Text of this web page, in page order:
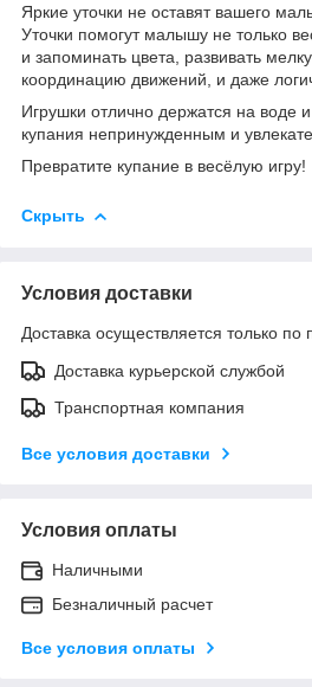
Яркие уточки не оставят вашего
Уточки помогут малышу не только
и запоминать цвета, развивать
координацию движений, и даже
Игрушки отлично держатся на воде
купания непринужденным и
Превратите купание в весёлую игру!
Скрыть
Условия доставки
Доставка осуществляется только по
Доставка курьерской службой
Транспортная компания
Все условия доставки
Условия оплаты
Наличными
Безналичный расчет
Все условия оплаты